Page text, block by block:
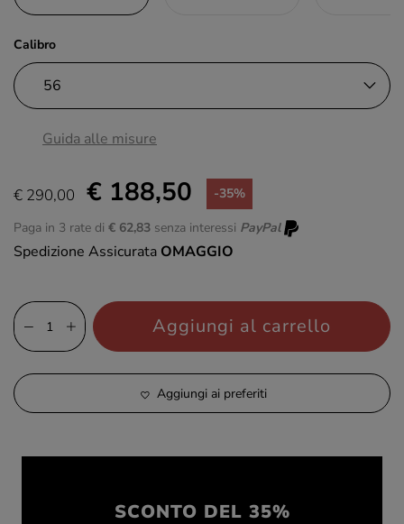
Calibro
Guida alle misure
€ 290,00 € 188,50 -35%
Paga in 3 rate di € 62,83 senza interessi PayPal
Spedizione Assicurata OMAGGIO
Aggiungi al carrello
Aggiungi ai preferiti
SCONTO DEL 35%